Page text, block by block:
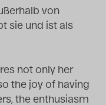
Blog
Blog
von
sie und ist als
not only her
the joy of having
the enthusiasm